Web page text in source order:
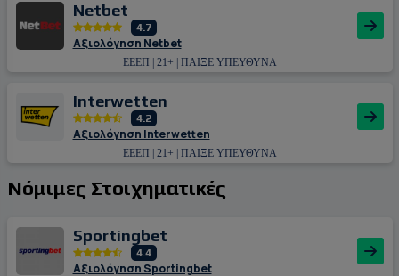
Netbet
4.7
Αξιολόγηση Netbet
ΕΕΕΠ | 21+ | ΠΑΙΞΕ ΥΠΕΥΘΥΝΑ
Interwetten
4.2
Αξιολόγηση Interwetten
ΕΕΕΠ | 21+ | ΠΑΙΞΕ ΥΠΕΥΘΥΝΑ
Νόμιμες Στοιχηματικές
Sportingbet
4.4
Αξιολόγηση Sportingbet